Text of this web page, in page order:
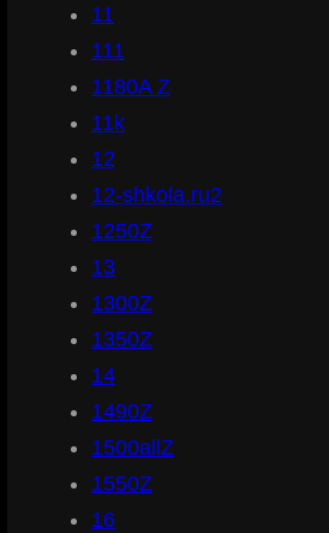
11
111
1180A Z
11k
12
12-shkola.ru2
1250Z
13
1300Z
1350Z
14
1490Z
1500allZ
1550Z
16